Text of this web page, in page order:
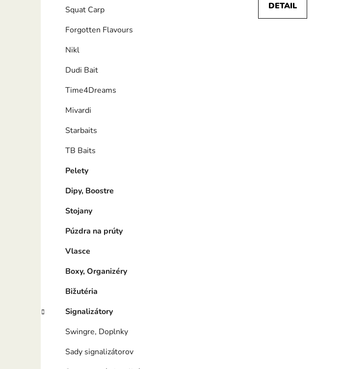
Squat Carp
Forgotten Flavours
Nikl
Dudi Bait
Time4Dreams
Mivardi
Starbaits
TB Baits
Pelety
Dipy, Boostre
Stojany
Púzdra na prúty
Vlasce
Boxy, Organizéry
Bižutéria
Signalizátory
Swingre, Doplnky
Sady signalizátorov
DETAIL